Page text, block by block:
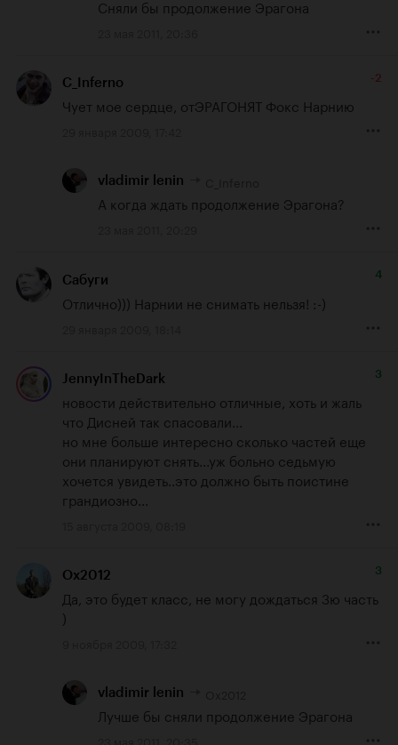
Сняли бы продолжение Эрагона
C_Inferno -2
Чует мое сердце, отЭРАГОНЯТ Фокс Нарнию
vladimir lenin
А когда ждать продолжение Эрагона?
Сабуги 4
Отлично))) Нарнии не снимать нельзя! :-)
JennyInTheDark 3
новости действительно отличные, хоть и жаль
что Дисней так спасовали...
но мне больше интересно сколько частей еще
они планируют снять...уж больно седьмую
хочется увидеть..это должно быть поистине
грандиозно...
Ox2012 3
Да, это будет класс, не могу дождаться 3ю часть
)
vladimir lenin
Лучше бы сняли продолжение Эрагона